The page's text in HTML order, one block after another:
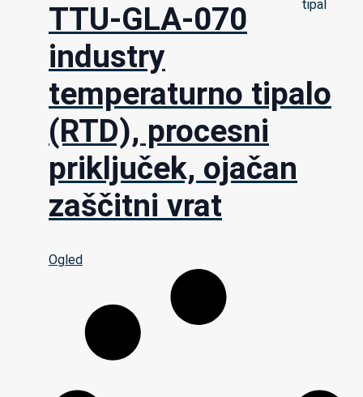
TTU-GLA-070
industry
temperaturno tipalo
(RTD), procesni
priključek, ojačan
zaščitni vrat
Ogled